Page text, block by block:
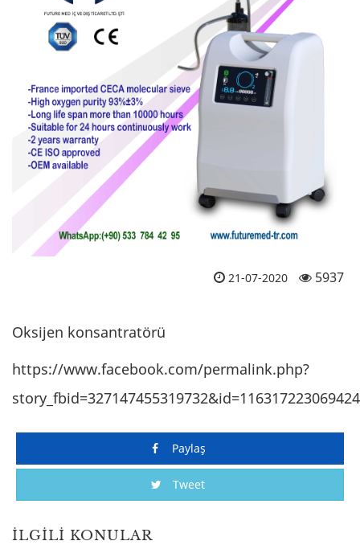
21-07-2020 5937
Oksijen konsantratörü
https://www.facebook.com/permalink.php?
story_fbid=327147455319732&id=116317223069424
Paylaş
Tweet
İLGILI KONULAR